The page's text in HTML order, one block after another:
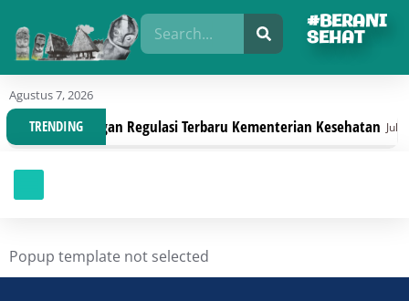
#BERANI
SEHAT
Agustus 7, 2026
TRENDINGDengan Regulasi Terbaru Kementerian Kesehatan Juli 30,
Popup template not selected